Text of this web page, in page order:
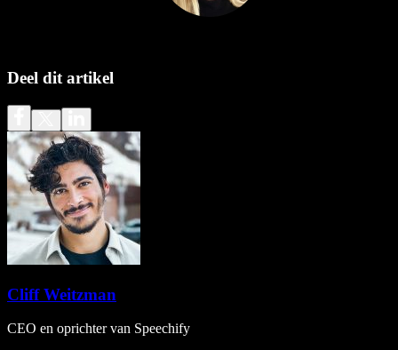
Deel dit artikel
Cliff Weitzman
CEO en oprichter van Speechify